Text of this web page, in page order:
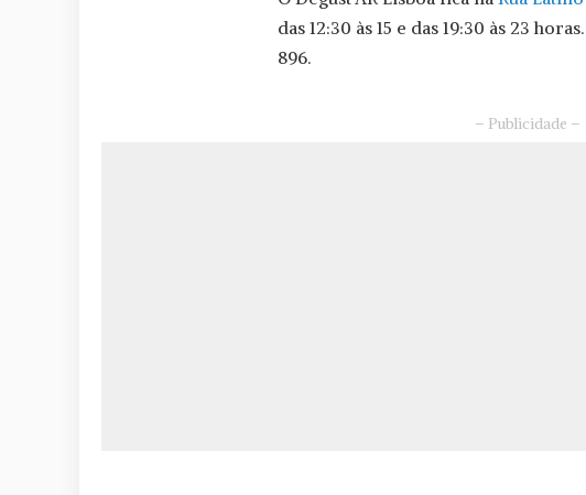
das 12:30 às 15 e das 19:30 às 23
896.
– Publicidade –